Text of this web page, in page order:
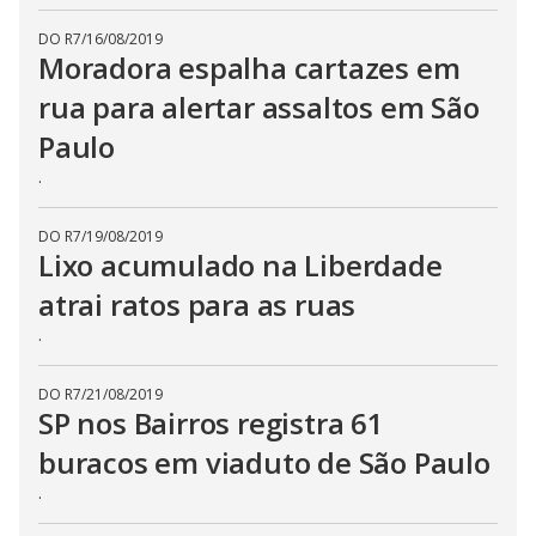
DO R7/16/08/2019
Moradora espalha cartazes em
rua para alertar assaltos em São
Paulo
.
DO R7/19/08/2019
Lixo acumulado na Liberdade
atrai ratos para as ruas
.
DO R7/21/08/2019
SP nos Bairros registra 61
buracos em viaduto de São Paulo
.